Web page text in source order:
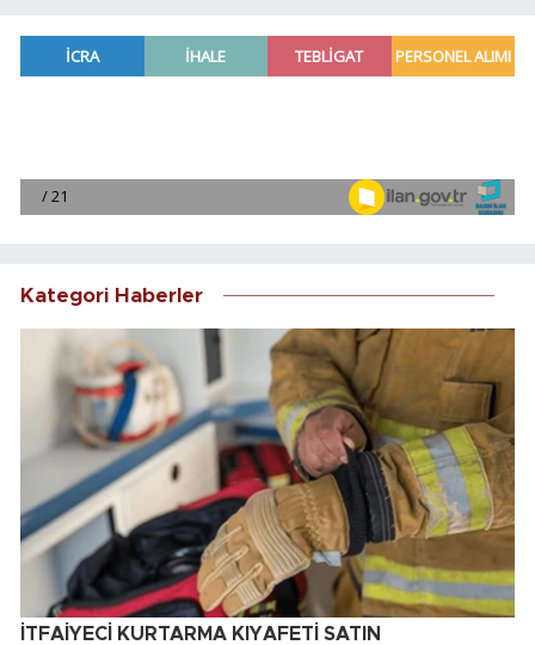
Kategori Haberler
İTFAİYECİ KURTARMA KIYAFETİ SATIN